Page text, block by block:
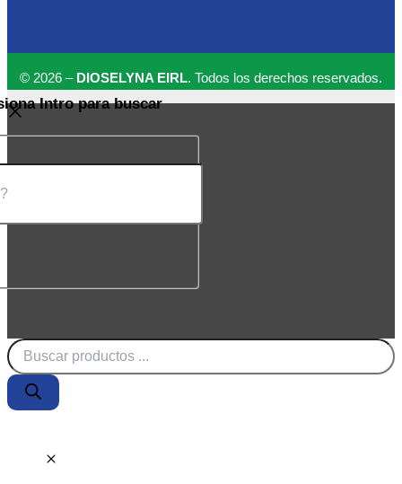
© 2026 – DIOSELYNA EIRL. Todos los derechos reservados.
Intro para buscar
Búsqueda
de
productos